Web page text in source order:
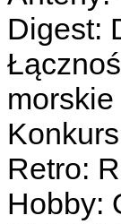
Digest:
morskie
Konkurs
Retro:
Hobby: